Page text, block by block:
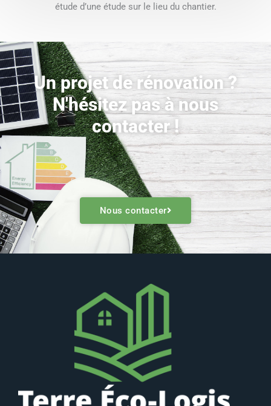
étude d’une étude sur le lieu du chantier.
Un projet de rénovation ?
N'hésitez pas à nous
contacter !
Nous contacter